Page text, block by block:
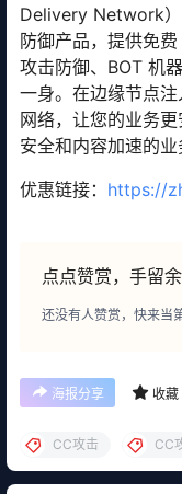
Delivery Network）
防御产品，提供免
攻击防御、BOT 机
一身。在边缘节点
网络，让您的业务
安全和内容加速的业
优惠链接： https://
点点赞赏，手留
还没有人赞赏，快来当
海报分享 收藏
CC攻击 CC